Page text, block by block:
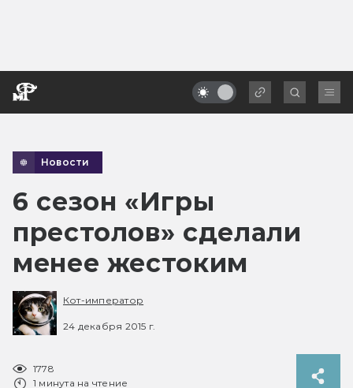
Новости
6 сезон «Игры
престолов» сделали
менее жестоким
Кот-император
24 декабря 2015 г.
1778
1 минута на чтение